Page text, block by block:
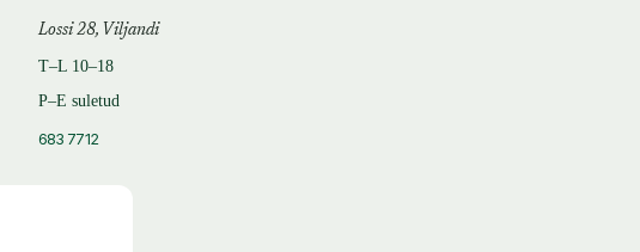
Lossi 28, Viljandi
T–L 10–18
P–E suletud
683 7712